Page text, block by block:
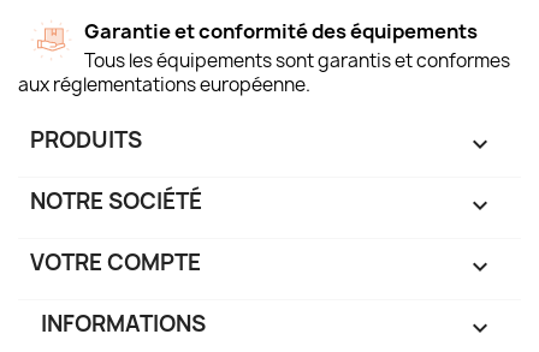
Garantie et conformité des équipements
Tous les équipements sont garantis et conformes
aux réglementations européenne.
PRODUITS 
NOTRE SOCIÉTÉ 
VOTRE COMPTE 
INFORMATIONS keyboard_arrow_down